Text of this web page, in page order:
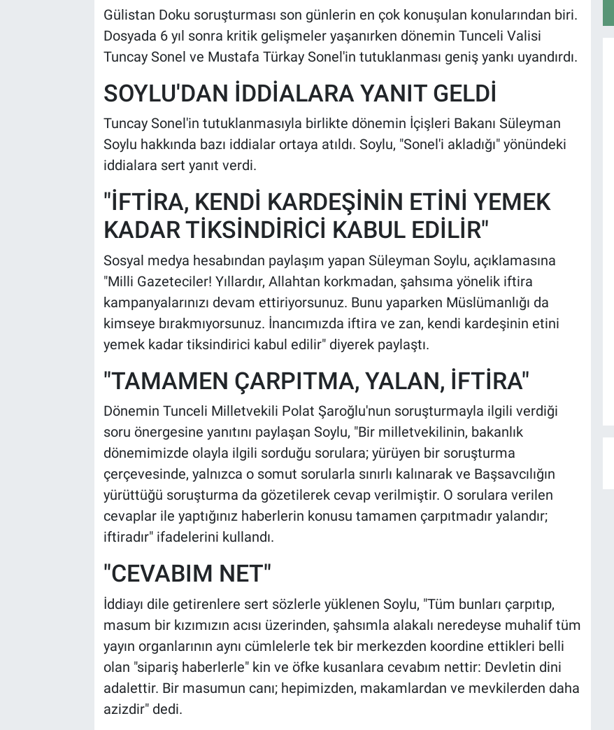
Gülistan Doku soruşturması son günlerin en çok konuşulan konularından biri.
Dosyada 6 yıl sonra kritik gelişmeler yaşanırken dönemin Tunceli Valisi
Tuncay Sonel ve Mustafa Türkay Sonel'in tutuklanması geniş yankı uyandırdı.
SOYLU'DAN İDDİALARA YANIT GELDİ
Tuncay Sonel'in tutuklanmasıyla birlikte dönemin İçişleri Bakanı Süleyman
Soylu hakkında bazı iddialar ortaya atıldı. Soylu, "Sonel'i akladığı" yönündeki
iddialara sert yanıt verdi.
"İFTİRA, KENDİ KARDEŞİNİN ETİNİ YEMEK
KADAR TİKSİNDİRİCİ KABUL EDİLİR"
Sosyal medya hesabından paylaşım yapan Süleyman Soylu, açıklamasına
"Milli Gazeteciler! Yıllardır, Allahtan korkmadan, şahsıma yönelik iftira
kampanyalarınızı devam ettiriyorsunuz. Bunu yaparken Müslümanlığı da
kimseye bırakmıyorsunuz. İnancımızda iftira ve zan, kendi kardeşinin etini
yemek kadar tiksindirici kabul edilir" diyerek paylaştı.
"TAMAMEN ÇARPITMA, YALAN, İFTİRA"
Dönemin Tunceli Milletvekili Polat Şaroğlu'nun soruşturmayla ilgili verdiği
soru önergesine yanıtını paylaşan Soylu, "Bir milletvekilinin, bakanlık
dönemimizde olayla ilgili sorduğu sorulara; yürüyen bir soruşturma
çerçevesinde, yalnızca o somut sorularla sınırlı kalınarak ve Başsavcılığın
yürüttüğü soruşturma da gözetilerek cevap verilmiştir. O sorulara verilen
cevaplar ile yaptığınız haberlerin konusu tamamen çarpıtmadır yalandır;
iftiradır" ifadelerini kullandı.
"CEVABIM NET"
İddiayı dile getirenlere sert sözlerle yüklenen Soylu, "Tüm bunları çarpıtıp,
masum bir kızımızın acısı üzerinden, şahsımla alakalı neredeyse muhalif tüm
yayın organlarının aynı cümlelerle tek bir merkezden koordine ettikleri belli
olan "sipariş haberlerle" kin ve öfke kusanlara cevabım nettir: Devletin dini
adalettir. Bir masumun canı; hepimizden, makamlardan ve mevkilerden daha
azizdir" dedi.